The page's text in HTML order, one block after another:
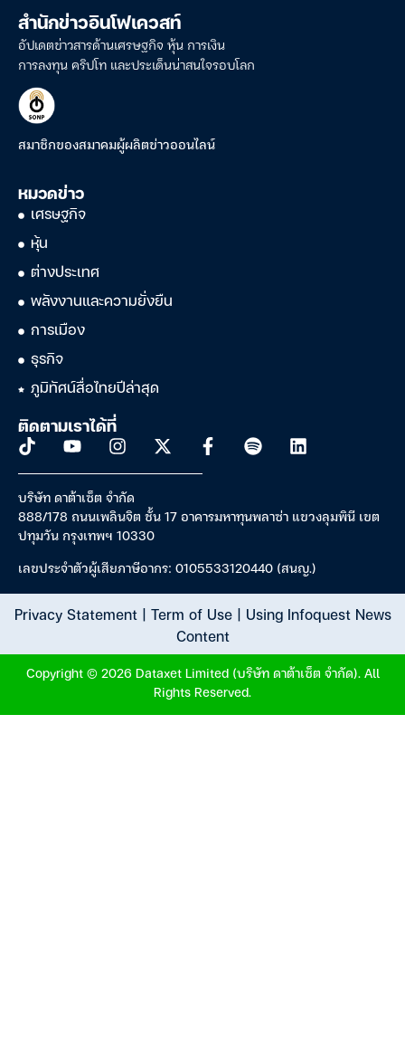
สำนักข่าวอินโฟเควสท์
อัปเดตข่าวสารด้านเศรษฐกิจ หุ้น การเงิน
การลงทุน คริปโท และประเด็นน่าสนใจรอบโลก
สมาชิกของสมาคมผู้ผลิตข่าวออนไลน์
หมวดข่าว
เศรษฐกิจ
หุ้น
ต่างประเทศ
พลังงานและความยั่งยืน
การเมือง
ธุรกิจ
ภูมิทัศน์สื่อไทยปีล่าสุด
ติดตามเราได้ที่
บริษัท ดาต้าเซ็ต จำกัด
888/178 ถนนเพลินจิต ชั้น 17 อาคารมหาทุนพลาซ่า แขวงลุมพินี เขต
ปทุมวัน กรุงเทพฯ 10330
เลขประจำตัวผู้เสียภาษีอากร: 0105533120440 (สนญ.)
Privacy Statement| Term of Use| Using Infoquest News
Content
Copyright © 2026 Dataxet Limited (บริษัท ดาต้าเซ็ต จำกัด). All
Rights Reserved.